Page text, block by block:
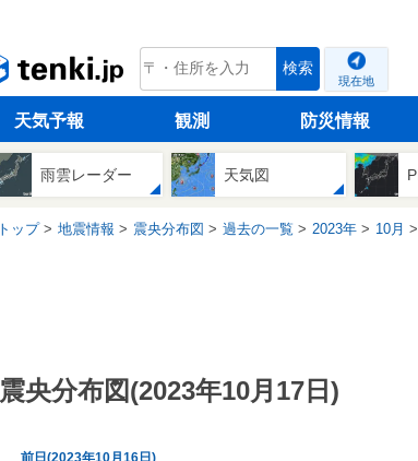
tenki.jp 検索
現在地
天気予報 観測 防災情報
雨雲レーダー 天気図
トップ 地震情報 震央分布図 過去の一覧 2023年 10月
震央分布図(2023年10月17日)
前日(2023年10月16日)